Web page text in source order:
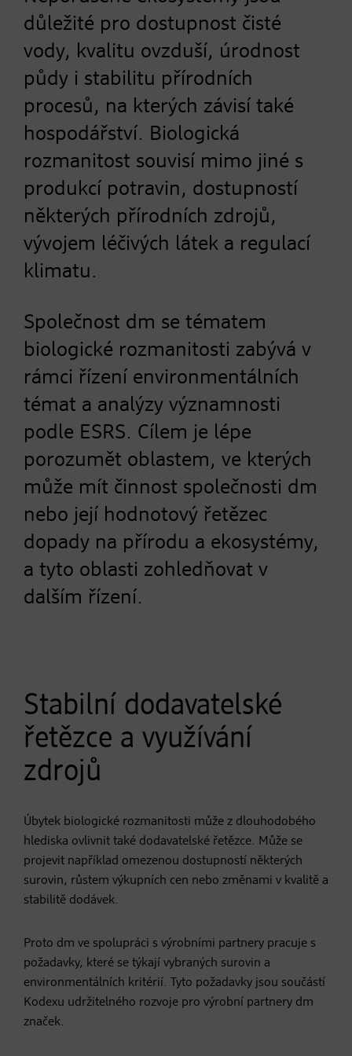
důležité pro dostupnost čisté
vody, kvalitu ovzduší, úrodnost
půdy i stabilitu přírodních
procesů, na kterých závisí také
hospodářství. Biologická
rozmanitost souvisí mimo jiné s
produkcí potravin, dostupností
některých přírodních zdrojů,
vývojem léčivých látek a regulací
klimatu.
Společnost dm se tématem
biologické rozmanitosti zabývá v
rámci řízení environmentálních
témat a analýzy významnosti
podle ESRS. Cílem je lépe
porozumět oblastem, ve kterých
může mít činnost společnosti dm
nebo její hodnotový řetězec
dopady na přírodu a ekosystémy,
a tyto oblasti zohledňovat v
dalším řízení.
Stabilní dodavatelské
řetězce a využívání
zdrojů
Úbytek biologické rozmanitosti může z dlouhodobého
hlediska ovlivnit také dodavatelské řetězce. Může se
projevit například omezenou dostupností některých
surovin, růstem výkupních cen nebo změnami v kvalitě a
stabilitě dodávek.
Proto dm ve spolupráci s výrobními partnery pracuje s
požadavky, které se týkají vybraných surovin a
environmentálních kritérií. Tyto požadavky jsou součástí
Kodexu udržitelného rozvoje pro výrobní partnery dm
značek.